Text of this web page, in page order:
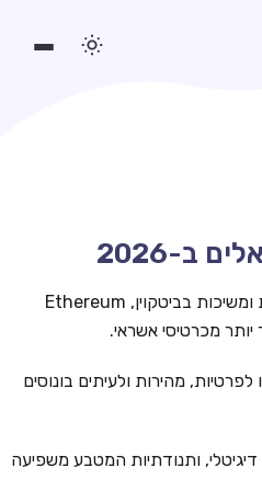
ב-2026
קזינו קריפטו מאפשרים הפקדות ומשיכות בביטקוין, Ethereum
מכרטיסי אשראי.
מהירות ולעיתים בונוסים
ותנודתיות המטבע משפיעה